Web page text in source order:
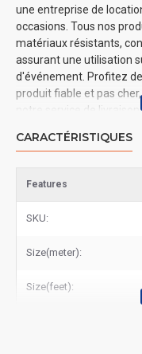
une entreprise de
occasions. Tous nos
matériaux résistants,
assurant une utilisation
d'événement. Profitez
produit fiable et pas
notre service de
découvrir tous nos
CARACTÉRISTIQUES
Features
SKU:
Size(meter):
Size(feet):